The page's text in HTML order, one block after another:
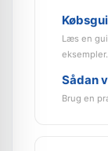
Læs en
eksempler.
Sådan
Brug en